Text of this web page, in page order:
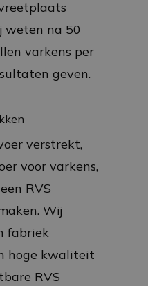
weten na 50
varkens per
geven.
verstrekt,
voor varkens,
RVS
Wij
fabriek
hoge kwaliteit
RVS